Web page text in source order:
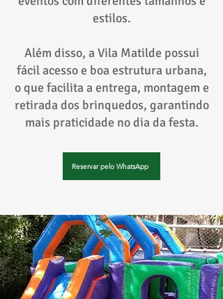
estilos.
Além disso, a Vila Matilde possui
fácil acesso e boa estrutura urbana,
o que facilita a entrega, montagem e
retirada dos brinquedos, garantindo
mais praticidade no dia da festa.
Reservar pelo WhatsApp